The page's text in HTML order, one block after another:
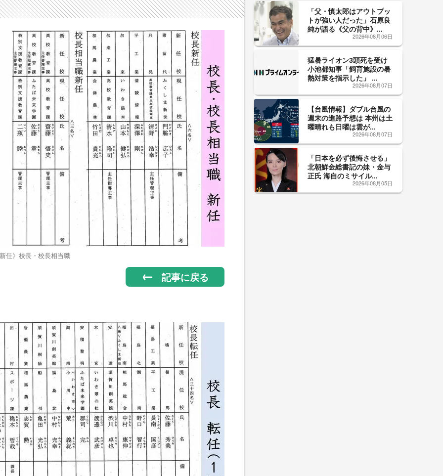
任》校長・校長相当職
記事に戻る
「父・慎太郎はアウトプッ
トが強い人だった」石原良
純が語る《父の背中》...
2026年08月06日
猛暑ライオン3頭死を受け
小池都知事「飼育施設の暑
熱対策を指示した」 ...
2026年08月07日
【台風情報】ダブル台風の
週末の進路予想は 本州は土
曜晴れも日曜は雲が...
2026年08月07日
「日本を必ず後悔させる」
北朝鮮金総書記の妹・金与
正氏 海自のミサイル...
2026年08月05日